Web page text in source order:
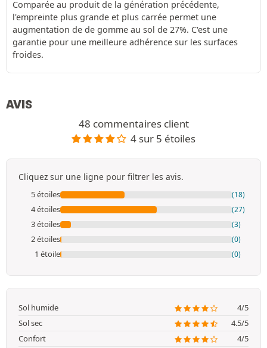
Comparée au produit de la génération précédente,
l'empreinte plus grande et plus carrée permet une
augmentation de de gomme au sol de 27%. C'est une
garantie pour une meilleure adhérence sur les surfaces
froides.
AVIS
48 commentaires client
4 sur 5 étoiles
Cliquez sur une ligne pour filtrer les avis.
5 étoiles (18)
4 étoiles (27)
3 étoiles (3)
2 étoiles (0)
1 étoile (0)
Sol humide
4/5
Sol sec
4.5/5
Confort
4/5